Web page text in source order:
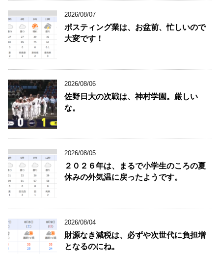
2026/08/07
ポスティング業は、お盆前、忙しいので
大変です！
2026/08/06
佐野日大の次戦は、神村学園。厳しい
な。
2026/08/05
２０２６年は、まるで小学生のころの夏
休みの外気温に戻ったようです。
2026/08/04
財源なき減税は、必ずや次世代に負担増
となるのにね。